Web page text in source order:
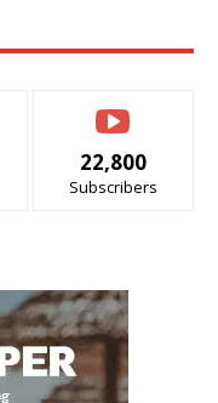
22,800
Subscribers